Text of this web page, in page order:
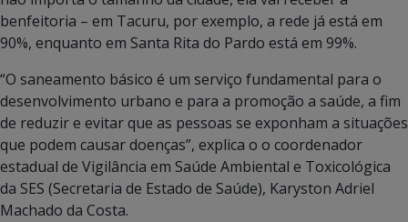
benfeitoria – em Tacuru, por exemplo, a rede já está em
90%, enquanto em Santa Rita do Pardo está em 99%.
“O saneamento básico é um serviço fundamental para o
desenvolvimento urbano e para a promoção a saúde, a fim
de reduzir e evitar que as pessoas se exponham a situações
que podem causar doenças”, explica o o coordenador
estadual de Vigilância em Saúde Ambiental e Toxicológica
da SES (Secretaria de Estado de Saúde), Karyston Adriel
Machado da Costa.